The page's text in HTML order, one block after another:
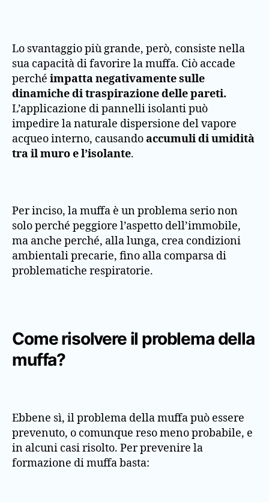
Lo svantaggio più grande, però, consiste nella
sua capacità di favorire la muffa. Ciò accade
perché impatta negativamente sulle
dinamiche di traspirazione delle pareti.
L’applicazione di pannelli isolanti può
impedire la naturale dispersione del vapore
acqueo interno, causandoaccumuli di umidità
tra il muro e l’isolante.
Per inciso, la muffa è un problema serio non
solo perché peggiore l’aspetto dell’immobile,
ma anche perché, alla lunga, crea condizioni
ambientali precarie, fino alla comparsa di
problematiche respiratorie.
Come risolvere il problema della
muffa?
Ebbene sì, il problema della muffa può essere
prevenuto, o comunque reso meno probabile, e
in alcuni casi risolto. Per prevenire la
formazione di muffa basta: